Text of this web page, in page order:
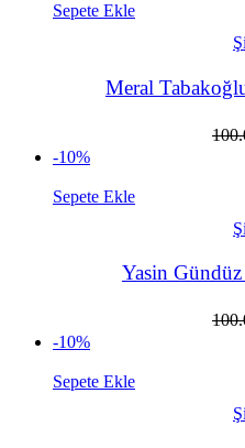
Sepete Ekle
Meral
-10%
Sepete Ekle
Yasin
-10%
Sepete Ekle